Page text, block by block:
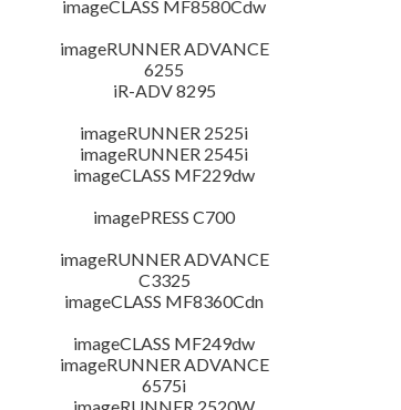
imageCLASS MF8580Cdw
imageRUNNER ADVANCE
6255
iR-ADV 8295
imageRUNNER 2525i
imageRUNNER 2545i
imageCLASS MF229dw
imagePRESS C700
imageRUNNER ADVANCE
C3325
imageCLASS MF8360Cdn
imageCLASS MF249dw
imageRUNNER ADVANCE
6575i